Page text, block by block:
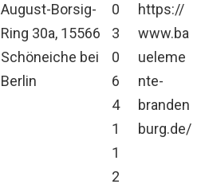
August-Borsig-
Ring 30a, 15566
Schöneiche bei
Berlin
0
3
0
6
4
1
1
2
https://
www.ba
ueleme
nte-
branden
burg.de/